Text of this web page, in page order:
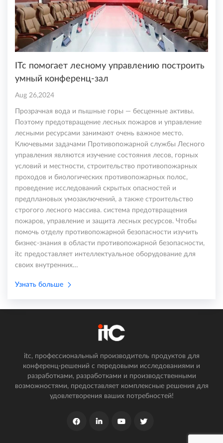
ITc помогает лесному управлению построить
умный конференц-зал
Aug 26,2024
Прозрачная вода и пышные горы — бесценные активы.
Поэтому предотвращение лесных пожаров и управление
лесными ресурсами занимают очень важное место.
Ключевыми задачами Противопожарной службы Лесного
управления являются изучение состояния лесов, горных
условий и местности, строительство противопожарных
проходов и биологических противопожарных полос,
проведение исследований скрытых опасностей и
предплановых умозаключений, а также строительство
строгого лесного массива. система предотвращения
пожаров, управление и защита лесных ресурсов. Чтобы
помочь отделу противопожарной безопасности изучить
бизнес-знания в области противопожарной безопасности,
itc предоставляет интеллектуальное оборудование для
своих внутренних…
Узнать больше
itc, профессиональный производитель продуктов для
конференц-решений с передовыми исследованиями и
разработками, разработками и производственными
возможностями, предоставляет комплексные решения для
удовлетворения ваших потребностей!